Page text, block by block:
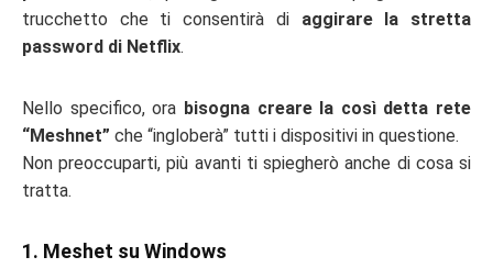
trucchetto che ti consentirà di aggirare la stretta
password di Netflix.
Nello specifico, ora bisogna creare la così detta rete
“Meshnet” che “ingloberà” tutti i dispositivi in questione.
Non preoccuparti, più avanti ti spiegherò anche di cosa si
tratta.
1. Meshet su Windows